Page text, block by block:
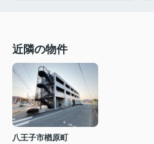
近隣の物件
八王子市楢原町